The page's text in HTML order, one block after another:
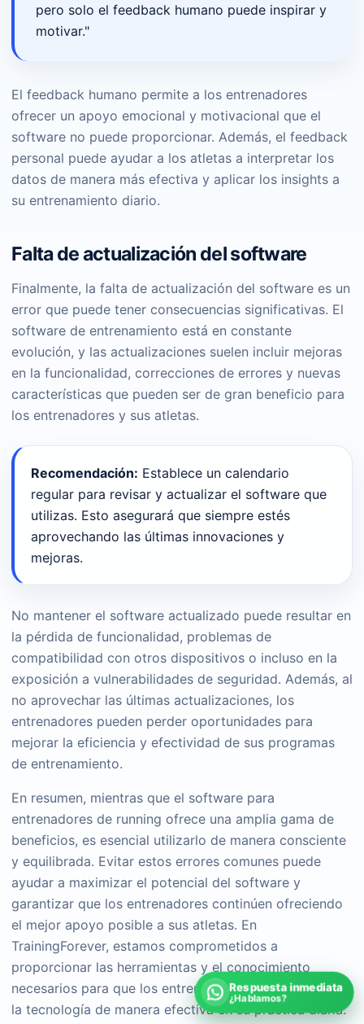
pero solo el feedback humano puede inspirar y
motivar."
El feedback humano permite a los entrenadores
ofrecer un apoyo emocional y motivacional que el
software no puede proporcionar. Además, el feedback
personal puede ayudar a los atletas a interpretar los
datos de manera más efectiva y aplicar los insights a
su entrenamiento diario.
Falta de actualización del software
Finalmente, la falta de actualización del software es un
error que puede tener consecuencias significativas. El
software de entrenamiento está en constante
evolución, y las actualizaciones suelen incluir mejoras
en la funcionalidad, correcciones de errores y nuevas
características que pueden ser de gran beneficio para
los entrenadores y sus atletas.
Recomendación: Establece un calendario
regular para revisar y actualizar el software que
utilizas. Esto asegurará que siempre estés
aprovechando las últimas innovaciones y
mejoras.
No mantener el software actualizado puede resultar en
la pérdida de funcionalidad, problemas de
compatibilidad con otros dispositivos o incluso en la
exposición a vulnerabilidades de seguridad. Además, al
no aprovechar las últimas actualizaciones, los
entrenadores pueden perder oportunidades para
mejorar la eficiencia y efectividad de sus programas
de entrenamiento.
En resumen, mientras que el software para
entrenadores de running ofrece una amplia gama de
beneficios, es esencial utilizarlo de manera consciente
y equilibrada. Evitar estos errores comunes puede
ayudar a maximizar el potencial del software y
garantizar que los entrenadores continúen ofreciendo
el mejor apoyo posible a sus atletas. En
TrainingForever, estamos comprometidos a
proporcionar las herramientas y el conocimiento
necesarios para que los entrenadores puedan integrar
la tecnología de manera efectiva en su práctica diaria.
Respuesta inmediata
¿Hablamos?